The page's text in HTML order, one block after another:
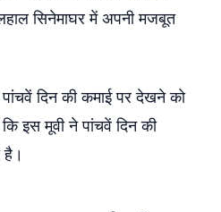
सिनेमाघर में अपनी मजबूत
दिन की कमाई पर देखने को
इस मूवी ने पांचवें दिन की
है।